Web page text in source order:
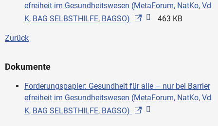
efreiheit im Gesundheitswesen (MetaForum, NatKo, Vd
K, BAG SELBSTHILFE, BAGSO)
463 KB
Zurück
Dokumente
Forderungspapier: Gesundheit für alle – nur bei Barrier
efreiheit im Gesundheitswesen (MetaForum, NatKo, Vd
K, BAG SELBSTHILFE, BAGSO)